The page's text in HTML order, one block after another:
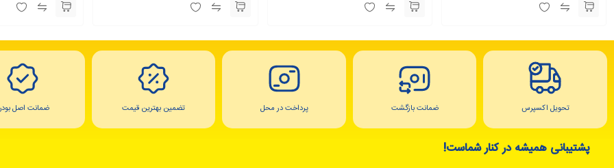
تحویل اکسپرس ضمانت بازگشت پرداخت در محل تضمین بهترین قیمت ضمانت اصل
پشتیبانی همیشه در کنار شماست!